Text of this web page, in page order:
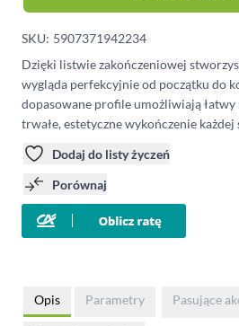
SKU: 5907371942234
Dzięki listwie zakończeniowej
wygląda perfekcyjnie od początku do
dopasowane profile umożliwiają
trwałe, estetyczne wykończenie każdej
Dodaj do listy życzeń
Porównaj
Opis Parametry Pasujące